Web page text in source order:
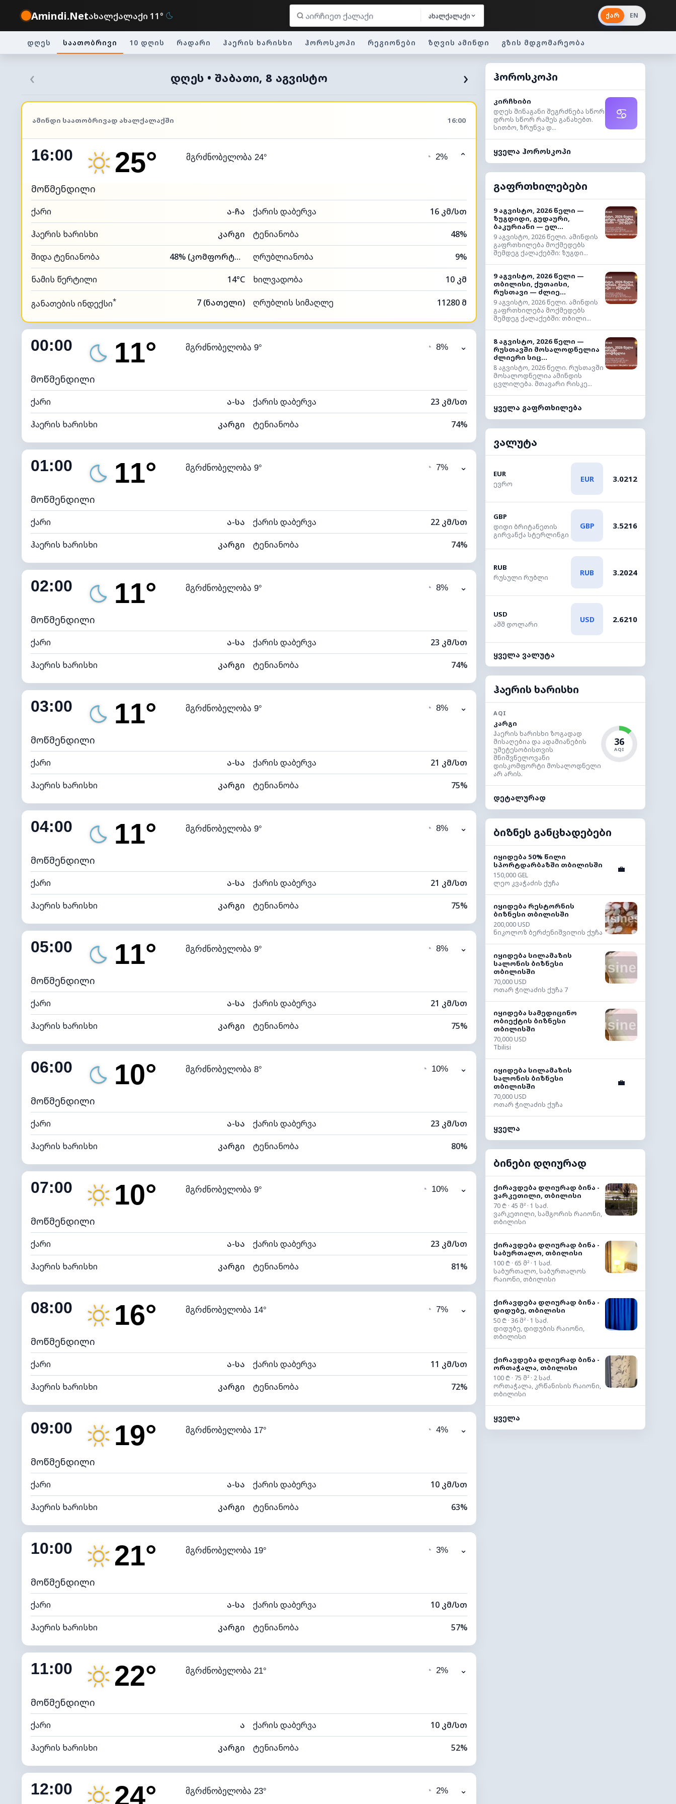
Amindi.Netახალქალაქი 11° ახალქალაქი ქარ EN
დღეს საათობრივი 10 დღის რადარი ჰაერის ხარისხი ჰოროსკოპი რეგიონები ზღვის ამინდი გზის მდგომარეობა
‹ ᲓᲦᲔᲡ • ᲨᲐᲑᲐᲗᲘ, 8 ᲐᲒᲕᲘᲡᲢᲝ ›
ᲐᲛᲘᲜᲓᲘ ᲡᲐᲐᲗᲝᲑᲠᲘᲕᲐᲓ ᲐᲮᲐᲚᲥᲐᲚᲐᲥᲨᲘ 16:00
16:00 25° მგრძნობელობა 24° ◔ 2% ⌃
მოწმენდილი
ქარი ა-ჩა ქარის დაბერვა 16 კმ/სთ
ჰაერის ხარისხი კარგი ტენიანობა 48%
შიდა ტენიანობა 48% (კომფორტული) ღრუბლიანობა 9%
ნამის წერტილი 14°C ხილვადობა 10 კმ
განათების ინდექსი* 7 (ნათელი) ღრუბლის სიმაღლე 11280 მ
00:00 11° მგრძნობელობა 9° ◔ 8% ⌄
მოწმენდილი
ქარი ა-სა ქარის დაბერვა 23 კმ/სთ
ჰაერის ხარისხი კარგი ტენიანობა 74%
შიდა ტენიანობა 74% (კომფორტული) ღრუბლიანობა 6%
ნამის წერტილი 6°C ხილვადობა 10 კმ
განათების ინდექსი
01:00 11° მგრძნობელობა 9° ◔ 7% ⌄
მოწმენდილი
ქარი ა-სა ქარის დაბერვა 22 კმ/სთ
ჰაერის ხარისხი კარგი ტენიანობა 74%
შიდა ტენიანობა 74% (კომფორტული) ღრუბლიანობა 6%
ნამის წერტილი 6°C ხილვადობა 10 კმ
განათების ინდექსი
02:00 11° მგრძნობელობა 9° ◔ 8% ⌄
მოწმენდილი
ქარი ა-სა ქარის დაბერვა 23 კმ/სთ
ჰაერის ხარისხი კარგი ტენიანობა 74%
შიდა ტენიანობა 74% (კომფორტული) ღრუბლიანობა 7%
ნამის წერტილი 6°C ხილვადობა 10 კმ
განათების ინდექსი
03:00 11° მგრძნობელობა 9° ◔ 8% ⌄
მოწმენდილი
ქარი ა-სა ქარის დაბერვა 21 კმ/სთ
ჰაერის ხარისხი კარგი ტენიანობა 75%
შიდა ტენიანობა 75% (კომფორტული) ღრუბლიანობა 7%
ნამის წერტილი 6°C ხილვადობა 10 კმ
განათების ინდექსი
04:00 11° მგრძნობელობა 9° ◔ 8% ⌄
მოწმენდილი
ქარი ა-სა ქარის დაბერვა 21 კმ/სთ
ჰაერის ხარისხი კარგი ტენიანობა 75%
შიდა ტენიანობა 75% (კომფორტული) ღრუბლიანობა 8%
ნამის წერტილი 6°C ხილვადობა 10 კმ
განათების ინდექსი
05:00 11° მგრძნობელობა 9° ◔ 8% ⌄
მოწმენდილი
ქარი ა-სა ქარის დაბერვა 21 კმ/სთ
ჰაერის ხარისხი კარგი ტენიანობა 75%
შიდა ტენიანობა 75% (კომფორტული) ღრუბლიანობა 8%
ნამის წერტილი 7°C ხილვადობა 10 კმ
განათების ინდექსი
06:00 10° მგრძნობელობა 8° ◔ 10% ⌄
მოწმენდილი
ქარი ა-სა ქარის დაბერვა 23 კმ/სთ
ჰაერის ხარისხი კარგი ტენიანობა 80%
შიდა ტენიანობა 80% (კომფორტული) ღრუბლიანობა 10%
ნამის წერტილი 6°C ხილვადობა 10 კმ
განათების ინდექსი
07:00 10° მგრძნობელობა 9° ◔ 10% ⌄
მოწმენდილი
ქარი ა-სა ქარის დაბერვა 23 კმ/სთ
ჰაერის ხარისხი კარგი ტენიანობა 81%
შიდა ტენიანობა 81% (კომფორტული) ღრუბლიანობა 10%
ნამის წერტილი 7°C ხილვადობა 10 კმ
განათების ინდექსი
08:00 16° მგრძნობელობა 14° ◔ 7% ⌄
მოწმენდილი
ქარი ა-სა ქარის დაბერვა 11 კმ/სთ
ჰაერის ხარისხი კარგი ტენიანობა 72%
შიდა ტენიანობა 72% (კომფორტული) ღრუბლიანობა 9%
ნამის წერტილი 11°C ხილვადობა 10 კმ
განათების ინდექსი
09:00 19° მგრძნობელობა 17° ◔ 4% ⌄
მოწმენდილი
ქარი ა-სა ქარის დაბერვა 10 კმ/სთ
ჰაერის ხარისხი კარგი ტენიანობა 63%
შიდა ტენიანობა 63% (კომფორტული) ღრუბლიანობა 6%
ნამის წერტილი 11°C ხილვადობა 10 კმ
განათების ინდექსი
10:00 21° მგრძნობელობა 19° ◔ 3% ⌄
მოწმენდილი
ქარი ა-სა ქარის დაბერვა 10 კმ/სთ
ჰაერის ხარისხი კარგი ტენიანობა 57%
შიდა ტენიანობა 57% (კომფორტული) ღრუბლიანობა 6%
ნამის წერტილი 12°C ხილვადობა 10 კმ
განათების ინდექსი
11:00 22° მგრძნობელობა 21° ◔ 2% ⌄
მოწმენდილი
ქარი ა ქარის დაბერვა 10 კმ/სთ
ჰაერის ხარისხი კარგი ტენიანობა 52%
შიდა ტენიანობა 52% (კომფორტული) ღრუბლიანობა 7%
ნამის წერტილი 12°C ხილვადობა 10 კმ
12:00 24° მგრძნობელობა 23° ◔ 2% ⌄
ჰოროსკოპი
კირჩხიბი
დღეს შინაგანი შეგრძნება სწორ
დროს სწორ რამეს განახებთ.
სითბო, ზრუნვა დ...
♋
ყველა ჰოროსკოპი
გაფრთხილებები
9 აგვისტო, 2026 წელი —
ზუგდიდი, გუდაური,
ბაკურიანი — ელ...
9 აგვისტო, 2026 წელი. ამინდის
გაფრთხილება მოქმედებს
შემდეგ ქალაქებში: ზუგდი...
9 აგვისტო, 2026 წელი —
თბილისი, ქუთაისი,
რუსთავი — ძლიე...
9 აგვისტო, 2026 წელი. ამინდის
გაფრთხილება მოქმედებს
შემდეგ ქალაქებში: თბილი...
8 აგვისტო, 2026 წელი —
რუსთავში მოსალოდნელია
ძლიერი სიც...
8 აგვისტო, 2026 წელი. რუსთავში
მოსალოდნელია ამინდის
ცვლილება. მთავარი რისკე...
ყველა გაფრთხილება
ვალუტა
EUR
ევრო
EUR 3.0212
GBP
დიდი ბრიტანეთის
გირვანქა სტერლინგი
GBP 3.5216
RUB
რუსული რუბლი
RUB 3.2024
USD
აშშ დოლარი
USD 2.6210
ყველა ვალუტა
ჰაერის ხარისხი
AQI
კარგი
ჰაერის ხარისხი ზოგადად
მისაღებია და ადამიანების
უმეტესობისთვის
მნიშვნელოვანი
დისკომფორტი მოსალოდნელი
არ არის.
36
AQI
დეტალურად
ბიზნეს განცხადებები
იყიდება 50% წილი
სპორტდარბაზში თბილისში
150,000 GEL
ლეო კვაჭაძის ქუჩა
💼
იყიდება რესტორნის
ბიზნესი თბილისში
200,000 USD
ნიკოლოზ ბერძენიშვილის ქუჩა
იყიდება სილამაზის
სალონის ბიზნესი
თბილისში
70,000 USD
ოთარ ჭილაძის ქუჩა 7
იყიდება სამედიცინო
ობიექტის ბიზნესი
თბილისში
70,000 USD
Tbilisi
იყიდება სილამაზის
სალონის ბიზნესი
თბილისში
70,000 USD
ოთარ ჭილაძის ქუჩა
💼
ყველა
ბინები დღიურად
ქირავდება დღიურად ბინა -
ვარკეთილი, თბილისი
70 ₾ · 45 მ² · 1 საძ.
ვარკეთილი, სამგორის რაიონი,
თბილისი
ქირავდება დღიურად ბინა -
საბურთალო, თბილისი
100 ₾ · 65 მ² · 1 საძ.
საბურთალო, საბურთალოს
რაიონი, თბილისი
ქირავდება დღიურად ბინა -
დიდუბე, თბილისი
50 ₾ · 36 მ² · 1 საძ.
დიდუბე, დიდუბის რაიონი,
თბილისი
ქირავდება დღიურად ბინა -
ორთაჭალა, თბილისი
100 ₾ · 75 მ² · 2 საძ.
ორთაჭალა, კრწანისის რაიონი,
თბილისი
ყველა